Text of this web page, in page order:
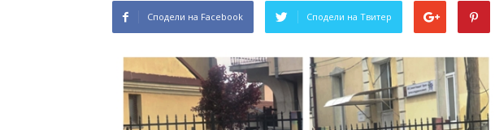
Сподели на Facebook Сподели на Твитер